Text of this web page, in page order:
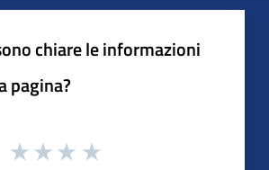
chiare le informazioni
pagina?